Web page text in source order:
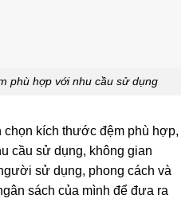
phù hợp với nhu cầu sử dụng
kích thước đệm phù hợp,
cầu sử dụng, không gian
sử dụng, phong cách và
sách của mình để đưa ra